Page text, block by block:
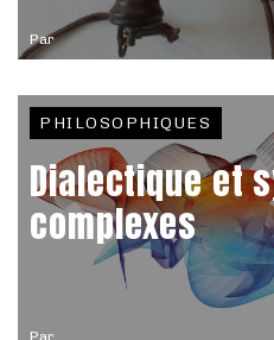
Par
Par
PHILOSOPHIQUES
Dialectique et
complexes